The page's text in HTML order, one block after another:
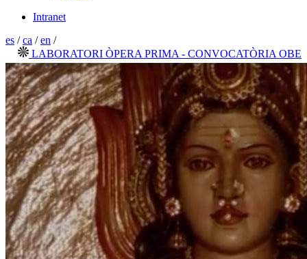
Intranet
es /ca /en /
LABORATORI ÒPERA PRIMA - CONVOCATÒRIA OBERTA